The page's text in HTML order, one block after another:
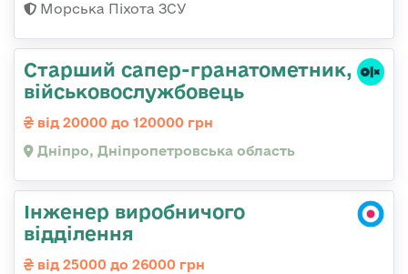
Морська Піхота ЗСУ
Старший сапер-гранатометник,
військовослужбовець
від 20000 до 120000 грн
Дніпро, Дніпропетровська область
Інженер виробничого
відділення
від 25000 до 26000 грн